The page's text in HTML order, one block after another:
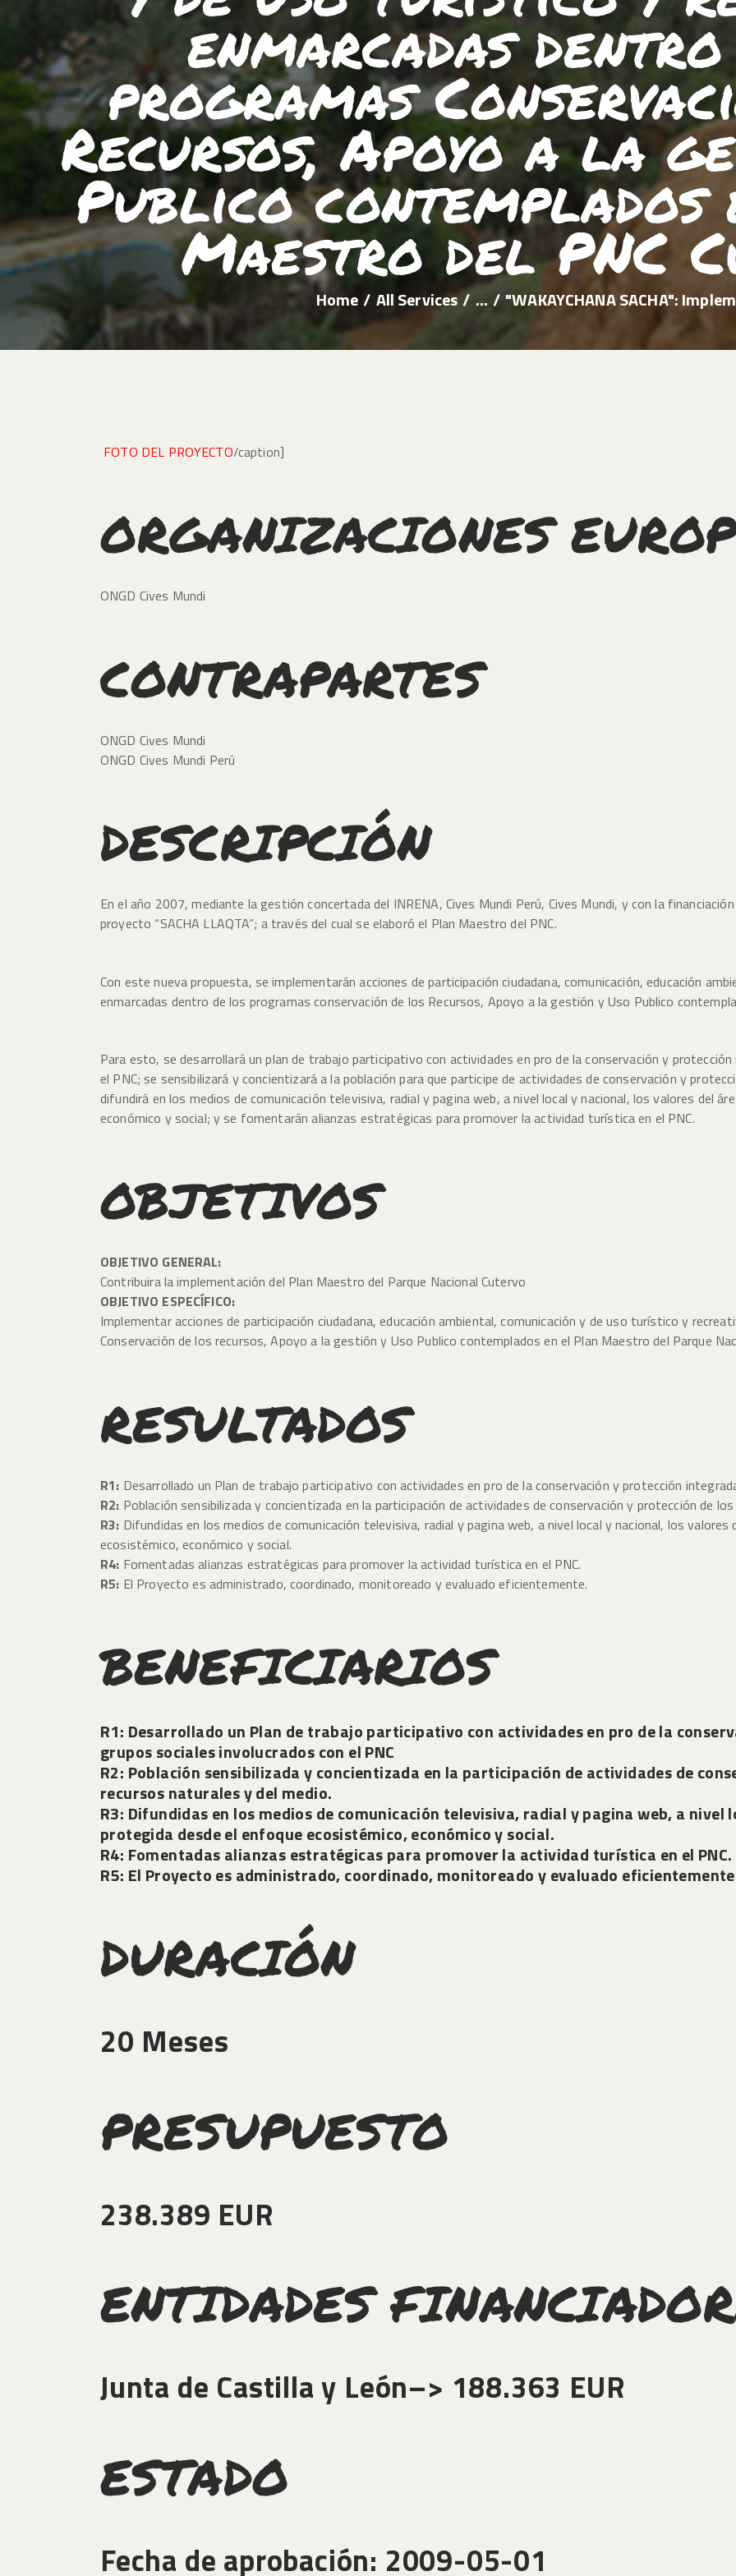
enmarcadas
programas
Recursos, Apoyo a la
Publico
Maestro del PNC
Home All Services ... "WAKAYCHANA SACHA":
FOTO DEL PROYECTO/caption]
ORGANIZACIONES
ONGD Cives Mundi
CONTRAPARTES
ONGD Cives Mundi
ONGD Cives Mundi Perú
DESCRIPCIÓN
En el año 2007, mediante la gestión concertada del INRENA, Cives Mundi Perú, Cives Mundi, y con la
proyecto “SACHA LLAQTA”; a través del cual se elaboró el Plan Maestro del PNC.
Con este nueva propuesta, se implementarán acciones de participación ciudadana, comunicación, educación
enmarcadas dentro de los programas conservación de los Recursos, Apoyo a la gestión y Uso Publico
Para esto, se desarrollará un plan de trabajo participativo con actividades en pro de la conservación y
el PNC; se sensibilizará y concientizará a la población para que participe de actividades de conservación y
difundirá en los medios de comunicación televisiva, radial y pagina web, a nivel local y nacional, los valores del
económico y social; y se fomentarán alianzas estratégicas para promover la actividad turística en el PNC.
OBJETIVOS
OBJETIVO GENERAL:
Contribuira la implementación del Plan Maestro del Parque Nacional Cutervo
OBJETIVO ESPECÍFICO:
Implementar acciones de participación ciudadana, educación ambiental, comunicación y de uso turístico y
Conservación de los recursos, Apoyo a la gestión y Uso Publico contemplados en el Plan Maestro del Parque
RESULTADOS
R1: Desarrollado un Plan de trabajo participativo con actividades en pro de la conservación y protección
R2: Población sensibilizada y concientizada en la participación de actividades de conservación y protección de
R3: Difundidas en los medios de comunicación televisiva, radial y pagina web, a nivel local y nacional, los
ecosistémico, económico y social.
R4: Fomentadas alianzas estratégicas para promover la actividad turística en el PNC.
R5: El Proyecto es administrado, coordinado, monitoreado y evaluado eficientemente.
BENEFICIARIOS
R1: Desarrollado un Plan de trabajo participativo con actividades en pro de la
grupos sociales involucrados con el PNC
R2: Población sensibilizada y concientizada en la participación de actividades de
recursos naturales y del medio.
R3: Difundidas en los medios de comunicación televisiva, radial y pagina web, a nivel
protegida desde el enfoque ecosistémico, económico y social.
R4: Fomentadas alianzas estratégicas para promover la actividad turística en el
R5: El Proyecto es administrado, coordinado, monitoreado y evaluado
DURACIÓN
20 Meses
PRESUPUESTO
238.389 EUR
ENTIDADES
Junta de Castilla y León–> 188.363 EUR
ESTADO
Fecha de aprobación: 2009-05-01